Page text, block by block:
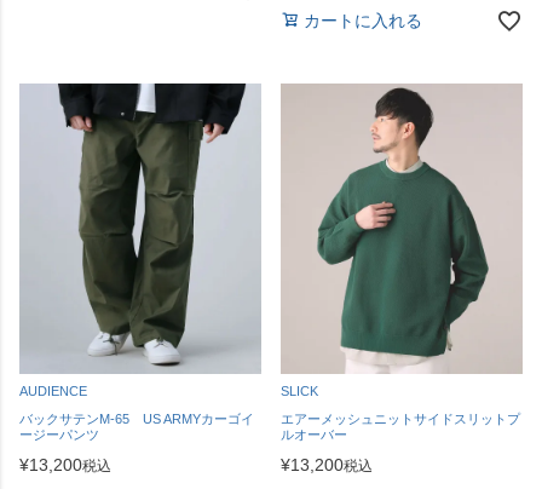
カートに入れる
AUDIENCE
バックサテンM-65 US ARMYカーゴイ
ージーパンツ
¥13,200税込
SLICK
エアーメッシュニットサイドスリットプ
ルオーバー
¥13,200税込